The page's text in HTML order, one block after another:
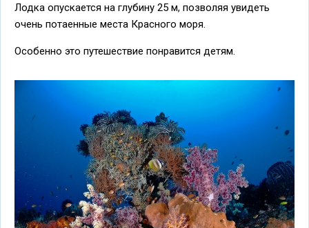
Лодка опускается на глубину 25 м, позволяя увидеть
очень потаенные места Красного моря.
Особенно это путешествие понравится детям.